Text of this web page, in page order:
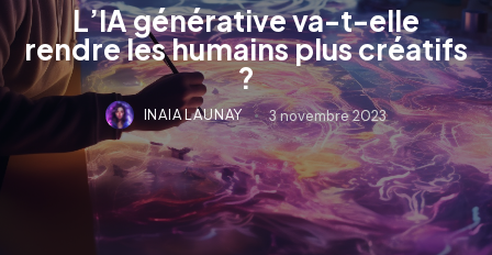
L’IA générative va-t-elle
rendre les humains plus créatifs
?
INAIA LAUNAY 3 novembre 2023